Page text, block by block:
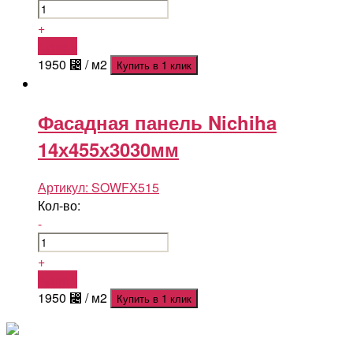
+
1950 ⃄ / м2 Купить в 1 клик
Фасадная панель Nichiha
14х455х3030мм
Артикул: SOWFX515
Кол-во:
-
+
1950 ⃄ / м2 Купить в 1 клик